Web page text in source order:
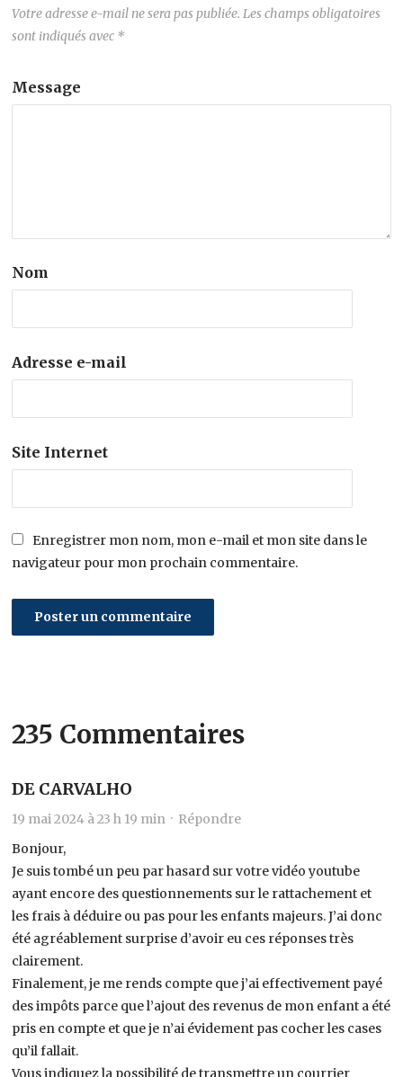
Votre adresse e-mail ne sera pas publiée. Les champs obligatoires
sont indiqués avec *
Message
Nom
Adresse e-mail
Site Internet
Enregistrer mon nom, mon e-mail et mon site dans le
navigateur pour mon prochain commentaire.
235 Commentaires
DE CARVALHO
19 mai 2024 à 23 h 19 min · Répondre
Bonjour,
Je suis tombé un peu par hasard sur votre vidéo youtube
ayant encore des questionnements sur le rattachement et
les frais à déduire ou pas pour les enfants majeurs. J’ai donc
été agréablement surprise d’avoir eu ces réponses très
clairement.
Finalement, je me rends compte que j’ai effectivement payé
des impôts parce que l’ajout des revenus de mon enfant a été
pris en compte et que je n’ai évidement pas cocher les cases
qu’il fallait.
Vous indiquez la possibilité de transmettre un courrier